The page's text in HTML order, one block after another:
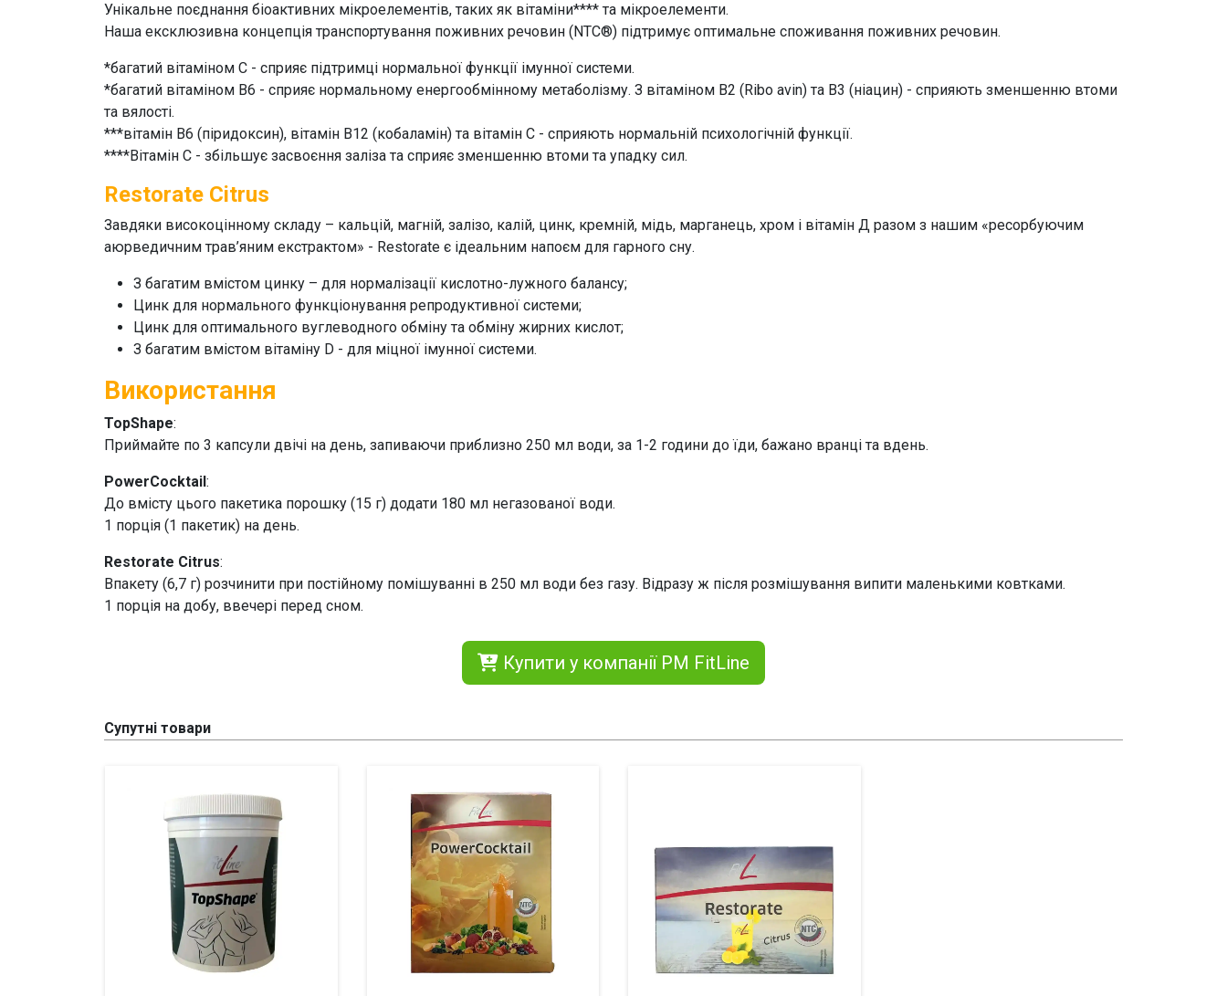
Унікальне поєднання біоактивних мікроелементів, таких як вітаміни**** та мікроелементи.
Наша ексклюзивна концепція транспортування поживних речовин (NTC®) підтримує оптимальне споживання поживних речовин.
*багатий вітаміном С - сприяє підтримці нормальної функції імунної системи.
*багатий вітаміном B6 - сприяє нормальному енергообмінному метаболізму. З вітаміном B2 (Ribo avin) та B3 (ніацин) - сприяють зменшенню втоми
та вялості.
***вітамін В6 (піридоксин), вітамін В12 (кобаламін) та вітамін С - сприяють нормальній психологічній функції.
****Вітамін С - збільшує засвоєння заліза та сприяє зменшенню втоми та упадку сил.
Restorate Citrus
Завдяки високоцінному складу – кальцій, магній, залізо, калій, цинк, кремній, мідь, марганець, хром і вітамін Д разом з нашим «ресорбуючим
аюрведичним трав’яним екстрактом» - Restorate є ідеальним напоєм для гарного сну.
З багатим вмістом цинку – для нормалізації кислотно-лужного балансу;
Цинк для нормального функціонування репродуктивної системи;
Цинк для оптимального вуглеводного обміну та обміну жирних кислот;
З багатим вмістом вітаміну D - для міцної імунної системи.
Використання
TopShape:
Приймайте по 3 капсули двічі на день, запиваючи приблизно 250 мл води, за 1-2 години до їди, бажано вранці та вдень.
PowerCocktail:
До вмісту цього пакетика порошку (15 г) додати 180 мл негазованої води.
1 порція (1 пакетик) на день.
Restorate Citrus:
Впакету (6,7 г) розчинити при постійному помішуванні в 250 мл води без газу. Відразу ж після розмішування випити маленькими ковтками.
1 порція на добу, ввечері перед сном.
Купити у компанії PM FitLine
Супутні товари